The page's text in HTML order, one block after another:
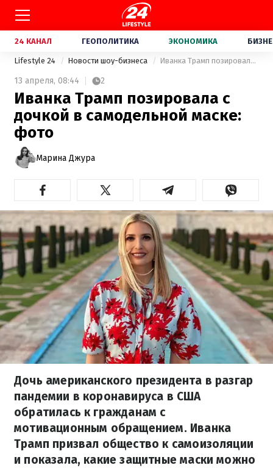
24 КАНАЛ ГЕОПОЛИТИКА ЭКОНОМИКА
Lifestyle 24 Новости шоу-бизнеса Иванка Трамп позировала с дочкой в самодельной маске: фото
13 апреля, 08:44 2
Иванка Трамп позировала с
дочкой в самодельной маске:
фото
Марина Джура
Дочь американского президента в разгар
пандемии в коронавируса в США
обратилась к гражданам с
мотивационным обращением. Иванка
Трамп призвал общество к самоизоляции
и показала, какие защитные маски можно